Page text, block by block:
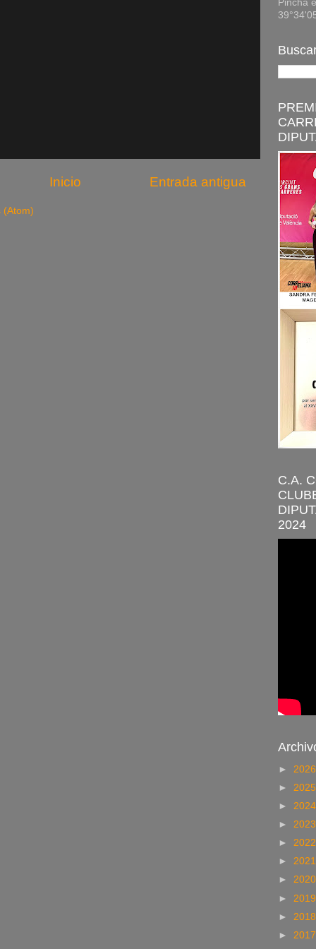
Entrada antigua
Inicio
(Atom)
Pincha
C.A.
2024
►
►
►
►
►
►
►
►
►
►